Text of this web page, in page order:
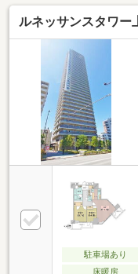
ルネッサンスタワー
駐車場あり
床暖房